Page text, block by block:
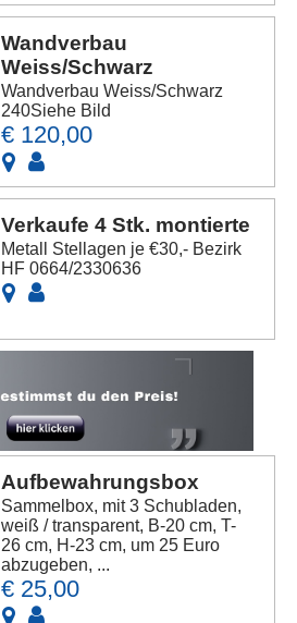
Wandverbau
Weiss/Schwarz
Wandverbau Weiss/Schwarz
240Siehe Bild
€ 120,00
Verkaufe 4 Stk. montierte
Metall Stellagen je €30,- Bezirk
HF 0664/2330636
Aufbewahrungsbox
Sammelbox, mit 3 Schubladen,
weiß / transparent, B-20 cm, T-
26 cm, H-23 cm, um 25 Euro
abzugeben, ...
€ 25,00